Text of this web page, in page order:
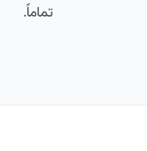
تماماً.